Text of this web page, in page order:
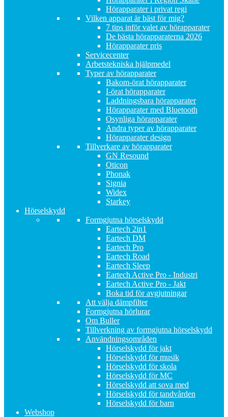
Hörapparater i privat regi
Vilken apparat är bäst för mig?
7 tips inför valet av hörapparater
De bästa hörapparaterna 2026
Hörapparater pris
Servicecenter
Arbetstekniska hjälpmedel
Typer av hörapparater
Bakom-örat hörapparater
I-örat hörapparater
Laddningsbara hörapparater
Hörapparater med Bluetooth
Osynliga hörapparater
Andra typer av hörapparater
Hörapparater design
Tillverkare av hörapparater
GN Resound
Oticon
Phonak
Signia
Widex
Starkey
Hörselskydd
Formgjutna hörselskydd
Eartech 2in1
Eartech DM
Eartech Pro
Eartech Road
Eartech Sleep
Eartech Active Pro - Industri
Eartech Active Pro - Jakt
Boka tid för avgjutningar
Att välja dämpfilter
Formgjutna hörlurar
Om Buller
Tillverkning av formgjutna hörselskydd
Användningsområden
Hörselskydd för jakt
Hörselskydd för musik
Hörselskydd för skola
Hörselskydd för MC
Hörselskydd att sova med
Hörselskydd för tandvården
Hörselskydd för barn
Webshop